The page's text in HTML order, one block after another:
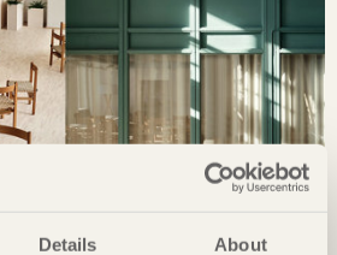
Details About